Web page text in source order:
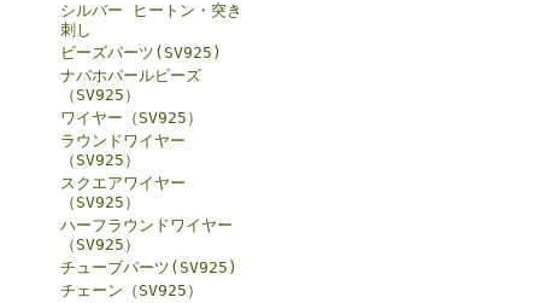
シルバー ヒートン・突き
刺し
ビーズパーツ(SV925)
ナバホパールビーズ
（SV925）
ワイヤー（SV925）
ラウンドワイヤー
（SV925）
スクエアワイヤー
（SV925）
ハーフラウンドワイヤー
（SV925）
チューブパーツ(SV925)
チェーン（SV925）